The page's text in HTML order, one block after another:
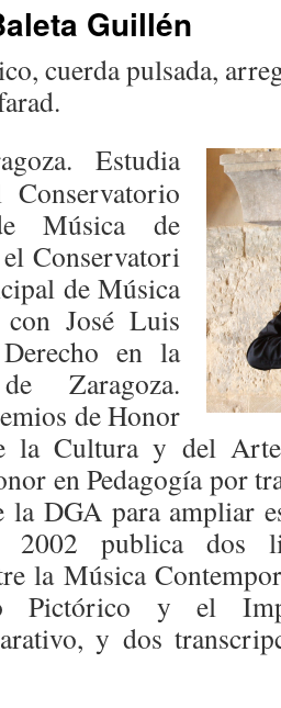
Guillén
cuerda pulsada,
Estudia
Música de
Conservatori
de Música
con José Luis
en la
Zaragoza.
de Honor
la Cultura y del
en Pedagogía por
la DGA para ampliar
2002 publica dos
la Música
Pictórico y el
y dos